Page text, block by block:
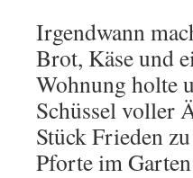
Irgendwann
Brot, Käse und
Wohnung holte
Schüssel voller
Stück Frieden
Pforte im